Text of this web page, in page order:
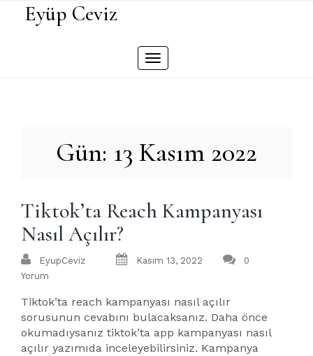
Eyüp Ceviz
Toggle
Gün: 13 Kasım 2022
Tiktok’ta Reach Kampanyası
Nasıl Açılır?
EyupCeviz Kasım 13, 2022
0
Yorum
Tiktok’ta reach kampanyası nasıl açılır
sorusunun cevabını bulacaksanız. Daha önce
okumadıysanız tiktok’ta app kampanyası nasıl
açılır yazımıda inceleyebilirsiniz. Kampanya